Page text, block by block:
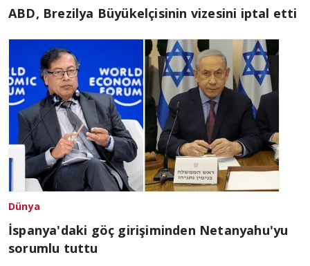
ABD, Brezilya Büyükelçisinin vizesini iptal etti
Dünya
İspanya'daki göç girişiminden Netanyahu'yu
sorumlu tuttu